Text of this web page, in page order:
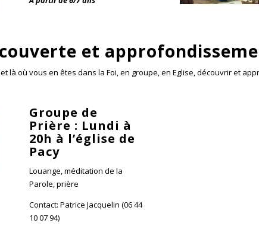
et
là où vous en êtes dans la Foi, en groupe, en Eglise, découvrir et
Groupe de
Prière : Lundi à
20h à l’église de
Pacy
Louange, méditation de la
Parole, prière
Contact: Patrice Jacquelin (06 44
10 07 94)